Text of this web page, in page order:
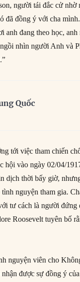
người tái đắc cử nhờ
đã đồng ý với cha
anh đang theo học, anh
nhìn người Anh và
Quốc
tới việc tham chiến
hội vào ngày 02/04/
dịch thời bấy giờ,
nguyện tham gia.
tư cách là người đứng
Roosevelt tuyên bố
nguyện viên cho
được sự đồng ý